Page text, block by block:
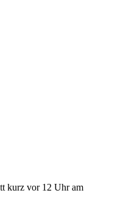
kurz vor 12 Uhr am